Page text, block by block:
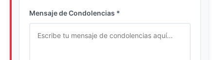
Mensaje de Condolencias *